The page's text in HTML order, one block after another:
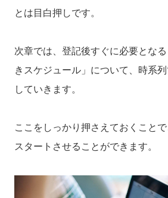
とは目白押しです。
次章では、登記後すぐに必要とな
きスケジュール」について、時系
していきます。
ここをしっかり押さえておくこと
スタートさせることができます。